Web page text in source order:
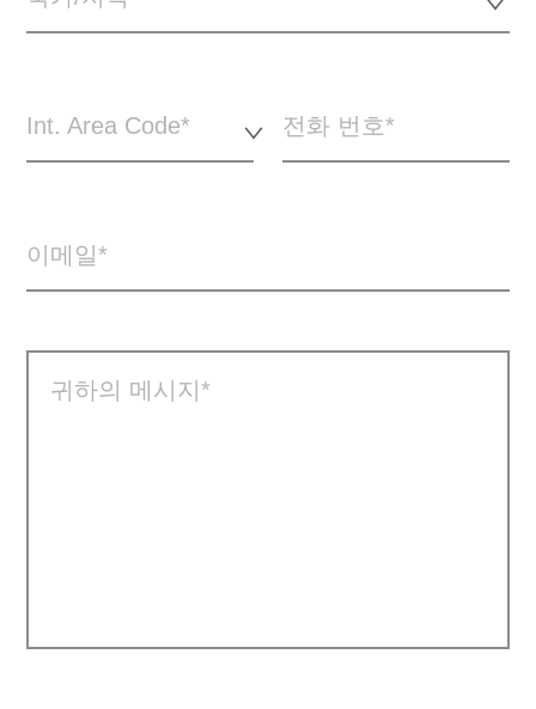
Int. Area Code* 전화 번호
이메일
귀하의 메시지